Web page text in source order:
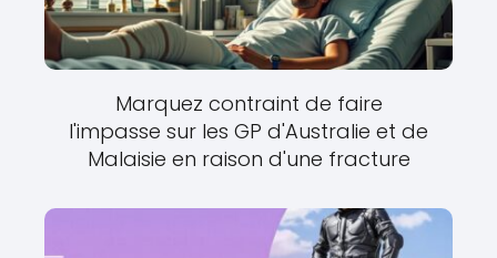
Marquez contraint de faire
l'impasse sur les GP d'Australie et de
Malaisie en raison d'une fracture